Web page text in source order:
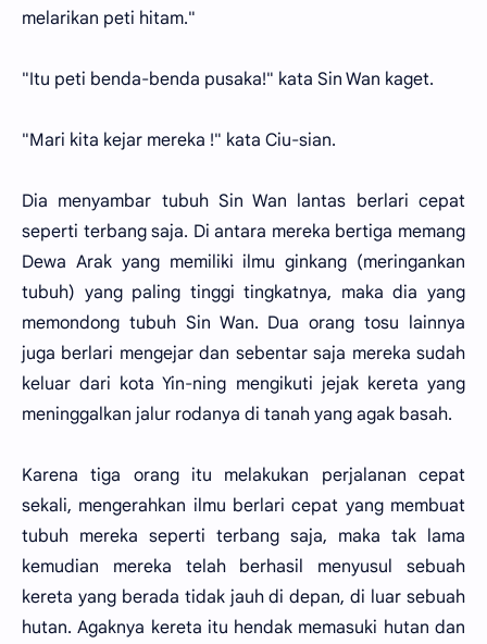
melarikan peti hitam."
"Itu peti benda-benda pusaka!" kata Sin Wan kaget.
"Mari kita kejar mereka !" kata Ciu-sian.
Dia menyambar tubuh Sin Wan lantas berlari cepat
seperti terbang saja. Di antara mereka bertiga memang
Dewa Arak yang memiliki ilmu ginkang (meringankan
tubuh) yang paling tinggi tingkatnya, maka dia yang
memondong tubuh Sin Wan. Dua orang tosu lainnya
juga berlari mengejar dan sebentar saja mereka sudah
keluar dari kota Yin-ning mengikuti jejak kereta yang
meninggalkan jalur rodanya di tanah yang agak basah.
Karena tiga orang itu melakukan perjalanan cepat
sekali, mengerahkan ilmu berlari cepat yang membuat
tubuh mereka seperti terbang saja, maka tak lama
kemudian mereka telah berhasil menyusul sebuah
kereta yang berada tidak jauh di depan, di luar sebuah
hutan. Agaknya kereta itu hendak memasuki hutan dan